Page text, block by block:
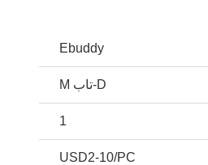
Ebuddy
D-تاب M
1
USD2-10/PC